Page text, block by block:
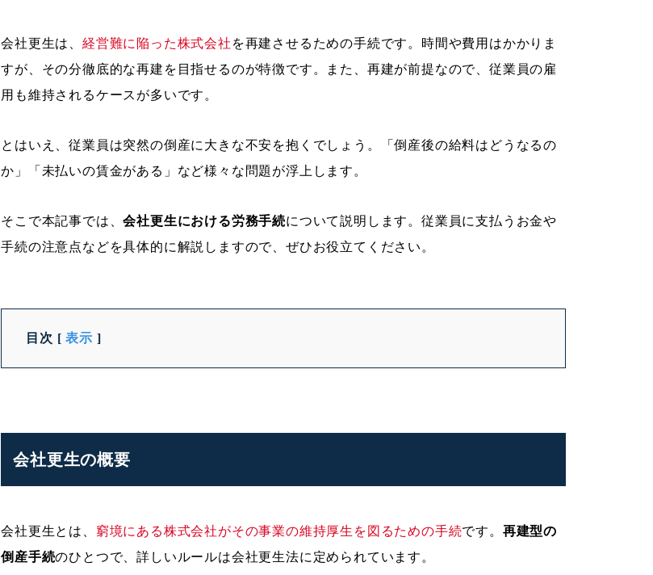
会社更生は、 経営難に陥った株式会社 を再建させるための手続です。時間や費用はかかりま
すが、その分徹底的な再建を目指せるのが特徴です。また、再建が前提なので、従業員の雇
用も維持されるケースが多いです。
とはいえ、従業員は突然の倒産に大きな不安を抱くでしょう。「倒産後の給料はどうなるの
か」「未払いの賃金がある」など様々な問題が浮上します。
そこで本記事では、会社更生における労務手続について説明します。従業員に支払うお金や
手続の注意点などを具体的に解説しますので、ぜひお役立てください。
目次 [ 表示 ]
会社更生の概要
会社更生とは、 窮境にある株式会社がその事業の維持厚生を図るための手続です。 再建型の
倒産手続のひとつで、詳しいルールは会社更生法に定められています。